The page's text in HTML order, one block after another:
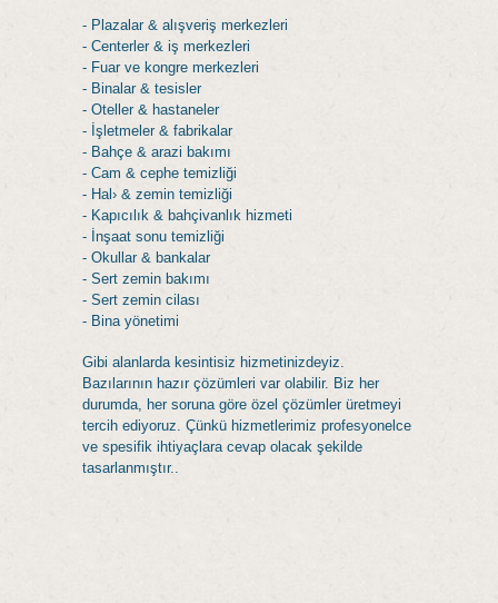
- Plazalar & alışveriş merkezleri
- Centerler & iş merkezleri
- Fuar ve kongre merkezleri
- Binalar & tesisler
- Oteller & hastaneler
- İşletmeler & fabrikalar
- Bahçe & arazi bakımı
- Cam & cephe temizliği
- Hal› & zemin temizliği
- Kapıcılık & bahçivanlık hizmeti
- İnşaat sonu temizliği
- Okullar & bankalar
- Sert zemin bakımı
- Sert zemin cilası
- Bina yönetimi
Gibi alanlarda kesintisiz hizmetinizdeyiz.
Bazılarının hazır çözümleri var olabilir. Biz her
durumda, her soruna göre özel çözümler üretmeyi
tercih ediyoruz. Çünkü hizmetlerimiz profesyonelce
ve spesifik ihtiyaçlara cevap olacak şekilde
tasarlanmıştır..